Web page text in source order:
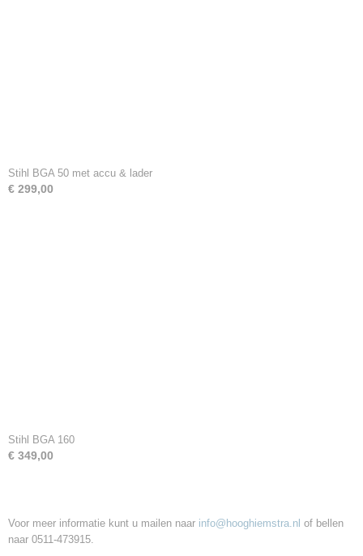
Stihl BGA 50 met accu & lader
€ 299,00
Stihl BGA 160
€ 349,00
Voor meer informatie kunt u mailen naar info@hooghiemstra.nl of bellen
naar 0511-473915.